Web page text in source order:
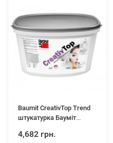
Baumit CreativTop Trend
штукатурка Бауміт
3 мм) 25 кг
4,682 грн.